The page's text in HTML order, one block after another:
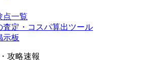
点一覧
査定・コスパ算出ツール
示板
攻略速報